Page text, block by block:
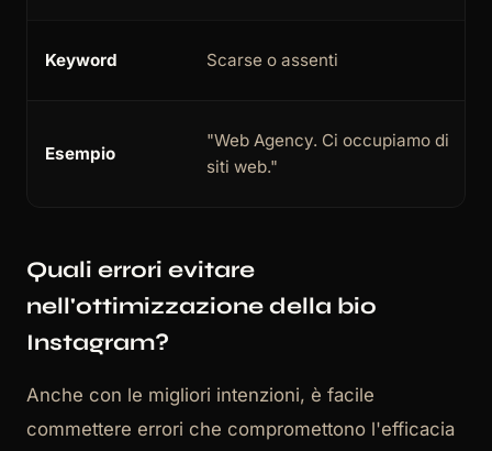
Keyword Scarse o assenti
Esempio
"Web Agency. Ci occupiamo di
siti web."
Quali errori evitare
nell'ottimizzazione della bio
Instagram?
Anche con le migliori intenzioni, è facile
commettere errori che compromettono l'efficacia